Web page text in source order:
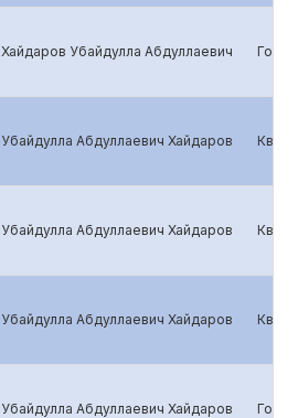
Хайдаров Убайдулла Абдуллаевич
Убайдулла Абдуллаевич Хайдаров
Убайдулла Абдуллаевич Хайдаров
Убайдулла Абдуллаевич Хайдаров
Убайдулла Абдуллаевич Хайдаров